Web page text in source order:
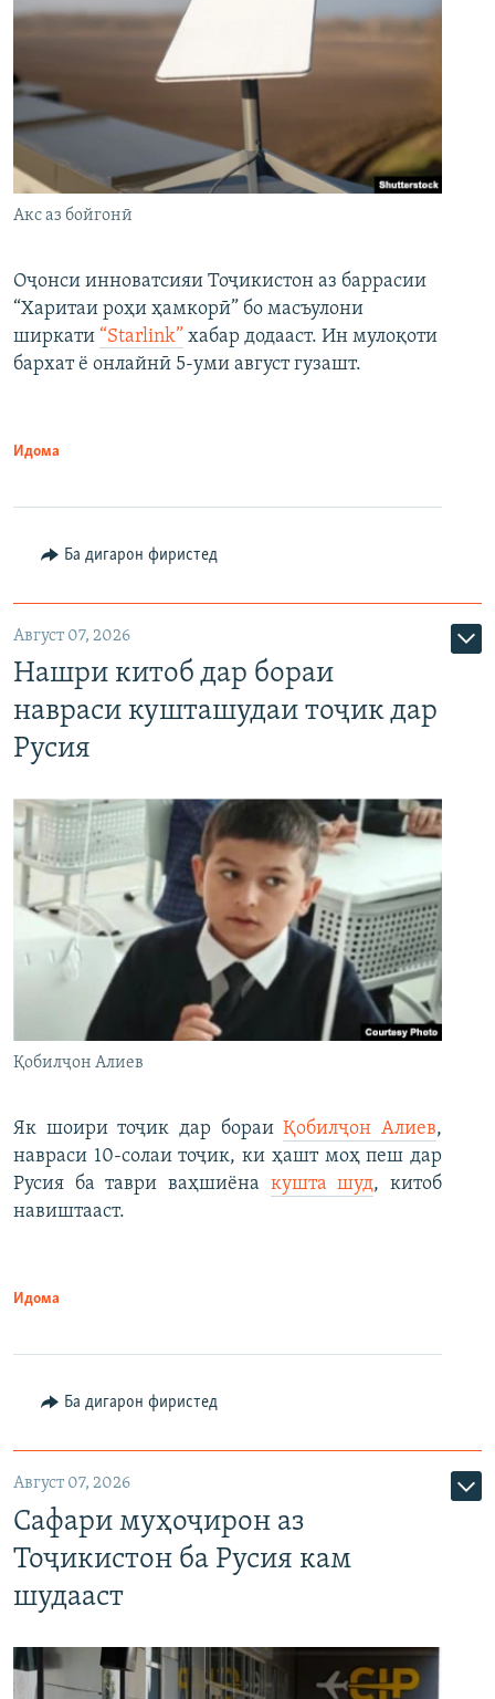
Акс аз бойгонӣ
Оҷонси инноватсияи Тоҷикистон аз баррасии
“Харитаи роҳи ҳамкорӣ” бо масъулони
ширкати “Starlink” хабар додааст. Ин мулоқоти
бархат ё онлайнӣ 5-уми август гузашт.
Идома
Ба дигарон фиристед
Август 07, 2026
Нашри китоб дар бораи
навраси кушташудаи тоҷик дар
Русия
Қобилҷон Алиев
Як шоири тоҷик дар бораиҚобилҷон Алиев,
навраси 10-солаи тоҷик, ки ҳашт моҳ пеш дар
Русия ба таври ваҳшиёна кушта шуд, китоб
навиштааст.
Идома
Ба дигарон фиристед
Август 07, 2026
Сафари муҳоҷирон аз
Тоҷикистон ба Русия кам
шудааст